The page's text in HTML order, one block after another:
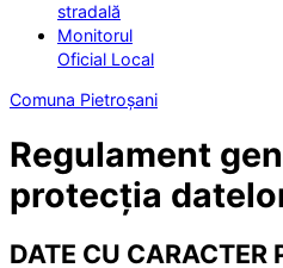
stradală
Monitorul
Oficial Local
Comuna Pietroșani
Regulament
protecția
DATE CU CARACTER